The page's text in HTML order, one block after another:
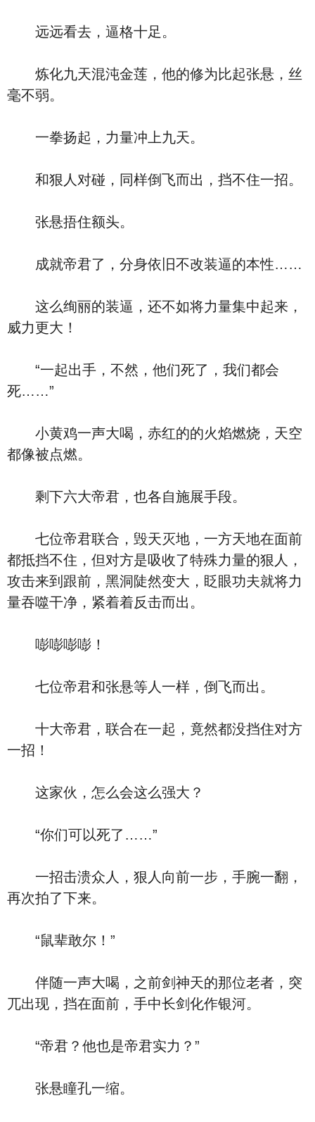
远远看去，逼格十足。
炼化九天混沌金莲，他的修为比起张悬，丝
毫不弱。
一拳扬起，力量冲上九天。
和狠人对碰，同样倒飞而出，挡不住一招。
张悬捂住额头。
成就帝君了，分身依旧不改装逼的本性……
这么绚丽的装逼，还不如将力量集中起来，
威力更大！
“一起出手，不然，他们死了，我们都会
死……”
小黄鸡一声大喝，赤红的的火焰燃烧，天空
都像被点燃。
剩下六大帝君，也各自施展手段。
七位帝君联合，毁天灭地，一方天地在面前
都抵挡不住，但对方是吸收了特殊力量的狠人，
攻击来到跟前，黑洞陡然变大，眨眼功夫就将力
量吞噬干净，紧着着反击而出。
嘭嘭嘭嘭！
七位帝君和张悬等人一样，倒飞而出。
十大帝君，联合在一起，竟然都没挡住对方
一招！
这家伙，怎么会这么强大？
“你们可以死了……”
一招击溃众人，狠人向前一步，手腕一翻，
再次拍了下来。
“鼠辈敢尔！”
伴随一声大喝，之前剑神天的那位老者，突
兀出现，挡在面前，手中长剑化作银河。
“帝君？他也是帝君实力？”
张悬瞳孔一缩。